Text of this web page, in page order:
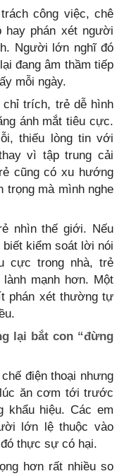
công việc, chê
hay phán xét người
Người lớn nghĩ đó
đang âm thầm tiếp
mỗi ngày.
trích, trẻ dễ hình
ánh mắt tiêu cực.
thiếu lòng tin với
vì tập trung cải
cũng có xu hướng
trọng mà mình nghe
nhìn thế giới. Nếu
kiểm soát lời nói
cực trong nhà, trẻ
mạnh hơn. Một
phán xét thường tự
lại bắt con “đừng
điện thoại nhưng
ăn cơm tới trước
khẩu hiệu. Các em
lớn lệ thuộc vào
thực sự có hại.
hơn rất nhiều so